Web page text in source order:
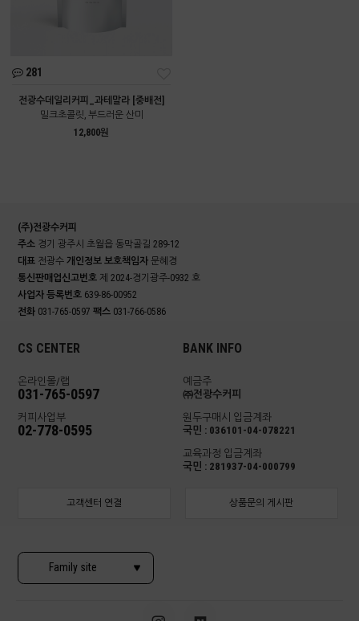
281
전광수데일리커피_과테말라 [중배전]
밀크초콜릿, 부드러운 산미
12,800원
(주)전광수커피
주소 경기 광주시 초월읍 동막골길 289-12
대표 전광수개인정보 보호책임자 문혜경
통신판매업신고번호 제 2024-경기광주-0932 호
사업자 등록번호 639-86-00952
전화 031-765-0597팩스 031-766-0586
CS CENTER
온라인몰/랩
031-765-0597
커피사업부
02-778-0595
BANK INFO
예금주
㈜전광수커피
원두구매시 입금계좌
국민 : 036101-04-078221
교육과정 입금계좌
국민 : 281937-04-000799
고객센터 연결 상품문의 게시판
Family site